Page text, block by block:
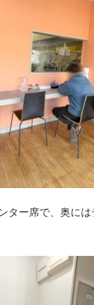
ター席で、奥に